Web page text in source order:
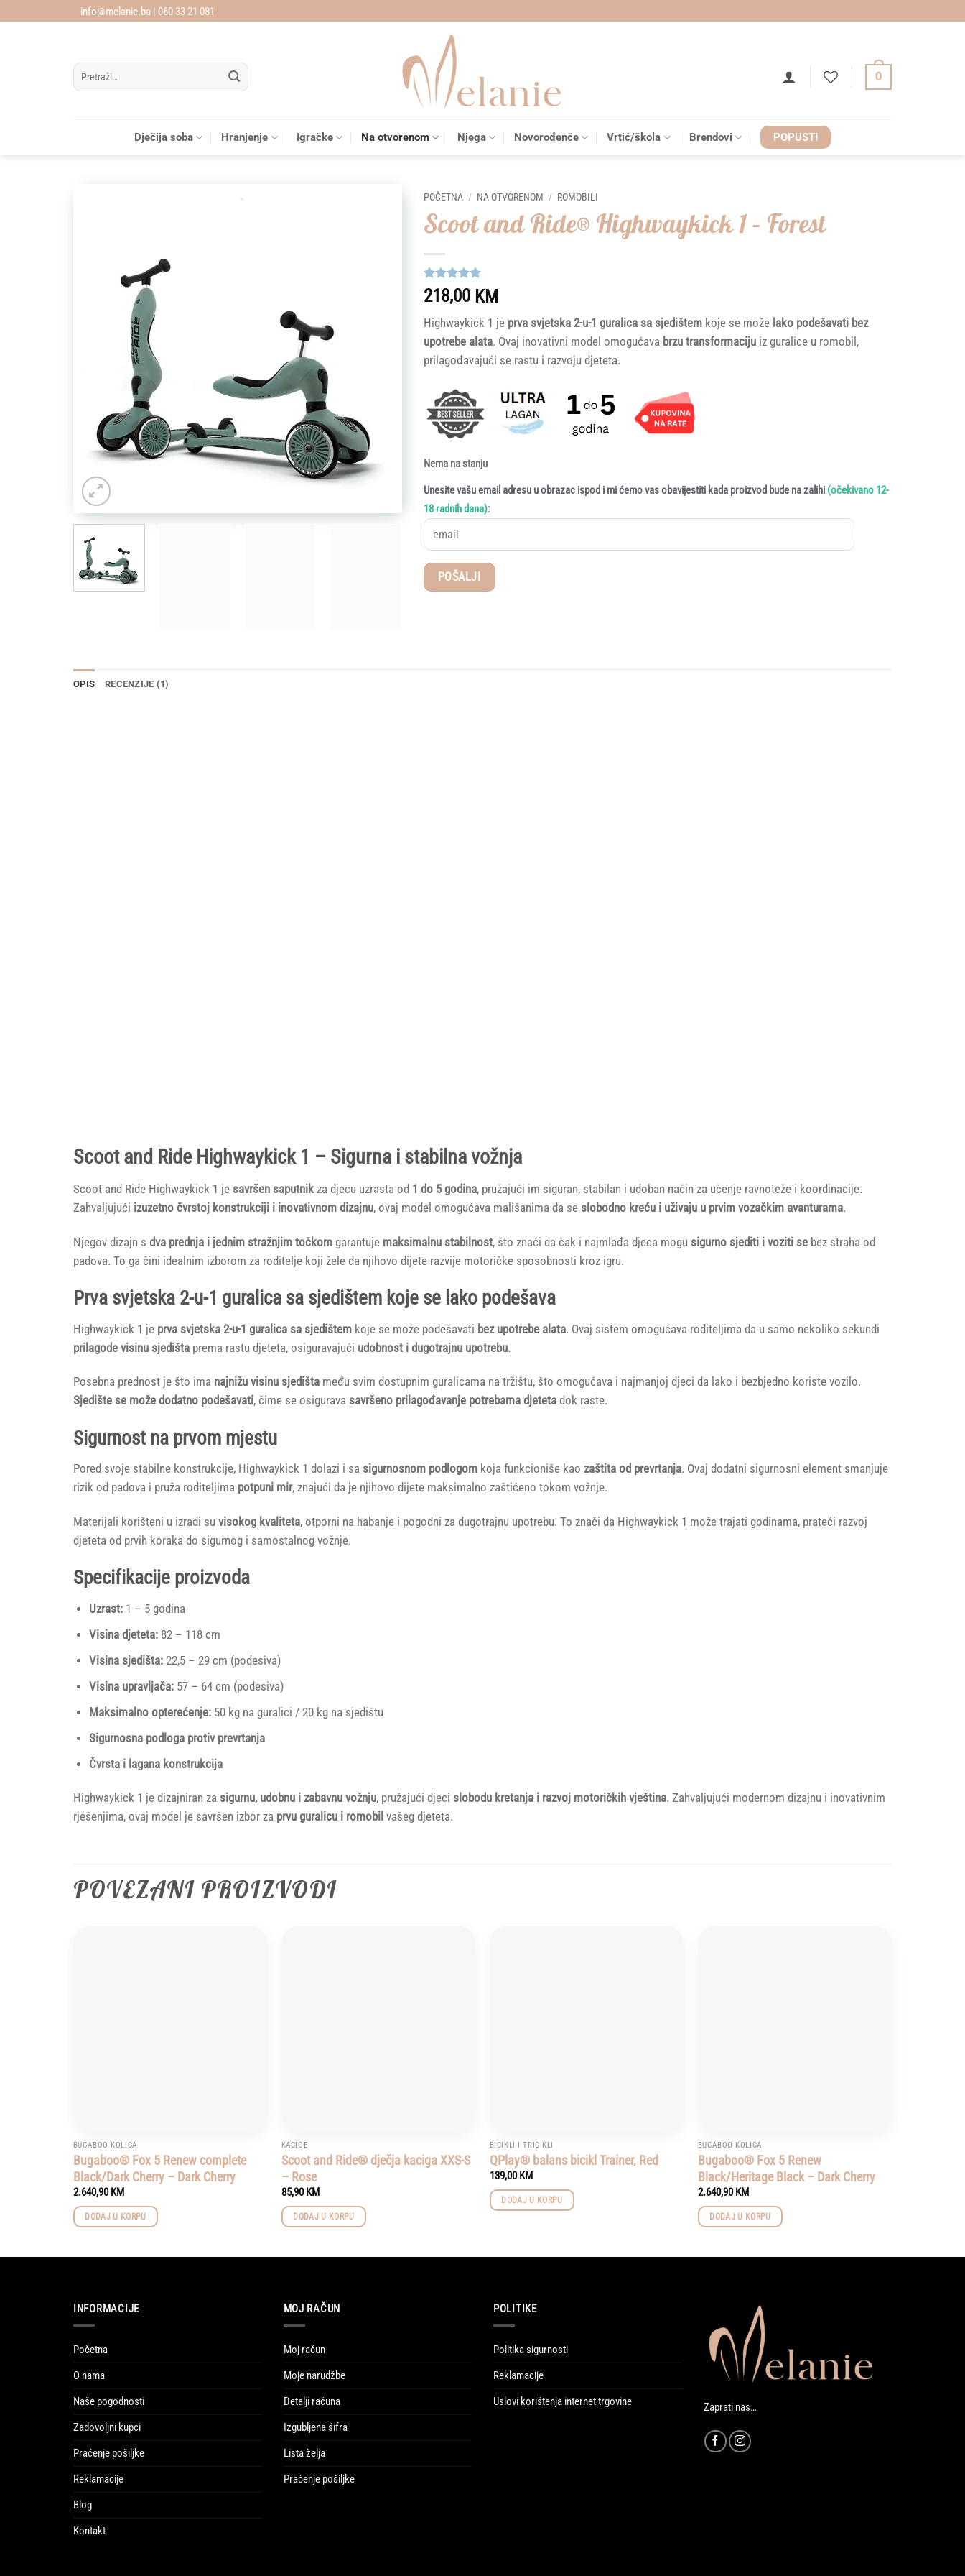
info@melanie.ba | 060 33 21 081
Pretraži:
0
Dječija soba Hranjenje Igračke Na otvorenom Njega Novorođenče Vrtić/škola Brendovi POPUSTI
POČETNA / NA OTVORENOM / ROMOBILI
Scoot and Ride® Highwaykick 1 – Forest
Korisnička
ocjena:5
5 (
1
korisnika)
218,00 KM
Highwaykick 1 je prva svjetska 2-u-1 guralica sa sjedištemkoje se može lako podešavati bez
upotrebe alata. Ovaj inovativni model omogućava brzu transformacijuiz guralice u romobil,
prilagođavajući se rastu i razvoju djeteta.
Nema na stanju
Unesite vašu email adresu u obrazac ispod i mi ćemo vas obavijestiti kada proizvod bude na zalihi (očekivano 12-
18 radnih dana):
OPIS RECENZIJE (1)
Scoot and Ride Highwaykick 1 – Sigurna i stabilna vožnja
Scoot and Ride Highwaykick 1 je savršen saputnikza djecu uzrasta od 1 do 5 godina, pružajući im siguran, stabilan i udoban način za učenje ravnoteže i koordinacije.
Zahvaljujući izuzetno čvrstoj konstrukciji i inovativnom dizajnu, ovaj model omogućava mališanima da se slobodno kreću i uživaju u prvim vozačkim avanturama.
Njegov dizajn s dva prednja i jednim stražnjim točkom garantuje maksimalnu stabilnost, što znači da čak i najmlađa djeca mogu sigurno sjediti i voziti se bez straha od
padova. To ga čini idealnim izborom za roditelje koji žele da njihovo dijete razvije motoričke sposobnosti kroz igru.
Prva svjetska 2-u-1 guralica sa sjedištem koje se lako podešava
Highwaykick 1 je prva svjetska 2-u-1 guralica sa sjedištem koje se može podešavati bez upotrebe alata. Ovaj sistem omogućava roditeljima da u samo nekoliko sekundi
prilagode visinu sjedišta prema rastu djeteta, osiguravajući udobnost i dugotrajnu upotrebu.
Posebna prednost je što ima najnižu visinu sjedišta među svim dostupnim guralicama na tržištu, što omogućava i najmanjoj djeci da lako i bezbjedno koriste vozilo.
Sjedište se može dodatno podešavati, čime se osigurava savršeno prilagođavanje potrebama djeteta dok raste.
Sigurnost na prvom mjestu
Pored svoje stabilne konstrukcije, Highwaykick 1 dolazi i sa sigurnosnom podlogom koja funkcioniše kao zaštita od prevrtanja. Ovaj dodatni sigurnosni element smanjuje
rizik od padova i pruža roditeljima potpuni mir, znajući da je njihovo dijete maksimalno zaštićeno tokom vožnje.
Materijali korišteni u izradi su visokog kvaliteta, otporni na habanje i pogodni za dugotrajnu upotrebu. To znači da Highwaykick 1 može trajati godinama, prateći razvoj
djeteta od prvih koraka do sigurnog i samostalnog vožnje.
Specifikacije proizvoda
Uzrast:1 – 5 godina
Visina djeteta:82 – 118 cm
Visina sjedišta:22,5 – 29 cm (podesiva)
Visina upravljača:57 – 64 cm (podesiva)
Maksimalno opterećenje:50 kg na guralici / 20 kg na sjedištu
Sigurnosna podloga protiv prevrtanja
Čvrsta i lagana konstrukcija
Highwaykick 1 je dizajniran za sigurnu, udobnu i zabavnu vožnju, pružajući djeci slobodu kretanja i razvoj motoričkih vještina. Zahvaljujući modernom dizajnu i inovativnim
rješenjima, ovaj model je savršen izbor za prvu guralicu i romobil vašeg djeteta.
POVEZANI PROIZVODI
BUGABOO KOLICA
Bugaboo® Fox 5 Renew complete
Black/Dark Cherry – Dark Cherry
2.640,90KM
DODAJ U KORPU
KACIGE
Scoot and Ride® dječja kaciga XXS-S
– Rose
85,90KM
DODAJ U KORPU
BICIKLI I TRICIKLI
QPlay® balans bicikl Trainer, Red
139,00KM
DODAJ U KORPU
BUGABOO KOLICA
Bugaboo® Fox 5 Renew
Black/Heritage Black – Dark Cherry
2.640,90KM
DODAJ U KORPU
INFORMACIJE
Početna
O nama
Naše pogodnosti
Zadovoljni kupci
Praćenje pošiljke
Reklamacije
Blog
Kontakt
MOJ RAČUN
Moj račun
Moje narudžbe
Detalji računa
Izgubljena šifra
Lista želja
Praćenje pošiljke
POLITIKE
Politika sigurnosti
Reklamacije
Uslovi korištenja internet trgovine
Zaprati nas…